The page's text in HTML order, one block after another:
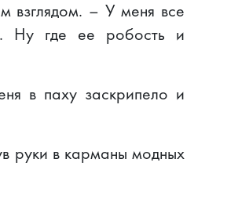
взглядом. – У меня все
Ну где ее робость и
в паху заскрипело и
руки в карманы модных